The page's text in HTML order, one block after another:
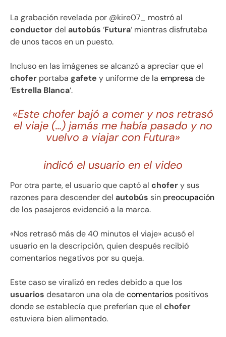
La grabación revelada por @kire07_ mostró al
conductordel autobús ‘Futura‘ mientras disfrutaba
de unos tacos en un puesto.
Incluso en las imágenes se alcanzó a apreciar que el
chofer portaba gafete y uniforme de la empresa de
‘Estrella Blanca‘.
«Este chofer bajó a comer y nos retrasó
el viaje (…) jamás me había pasado y no
vuelvo a viajar con Futura»
indicó el usuario en el video
Por otra parte, el usuario que captó al chofery sus
razones para descender del autobús sin preocupación
de los pasajeros evidenció a la marca.
«Nos retrasó más de 40 minutos el viaje» acusó el
usuario en la descripción, quien después recibió
comentarios negativos por su queja.
Este caso se viralizó en redes debido a que los
usuarios desataron una ola decomentarios positivos
donde se establecía que preferían que el chofer
estuviera bien alimentado.